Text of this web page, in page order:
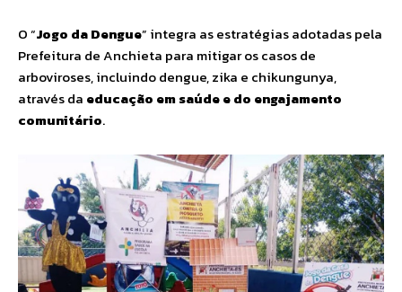
O “Jogo da Dengue” integra as estratégias adotadas pela
Prefeitura de Anchieta para mitigar os casos de
arboviroses, incluindo dengue, zika e chikungunya,
através da educação em saúde e do engajamento
comunitário.